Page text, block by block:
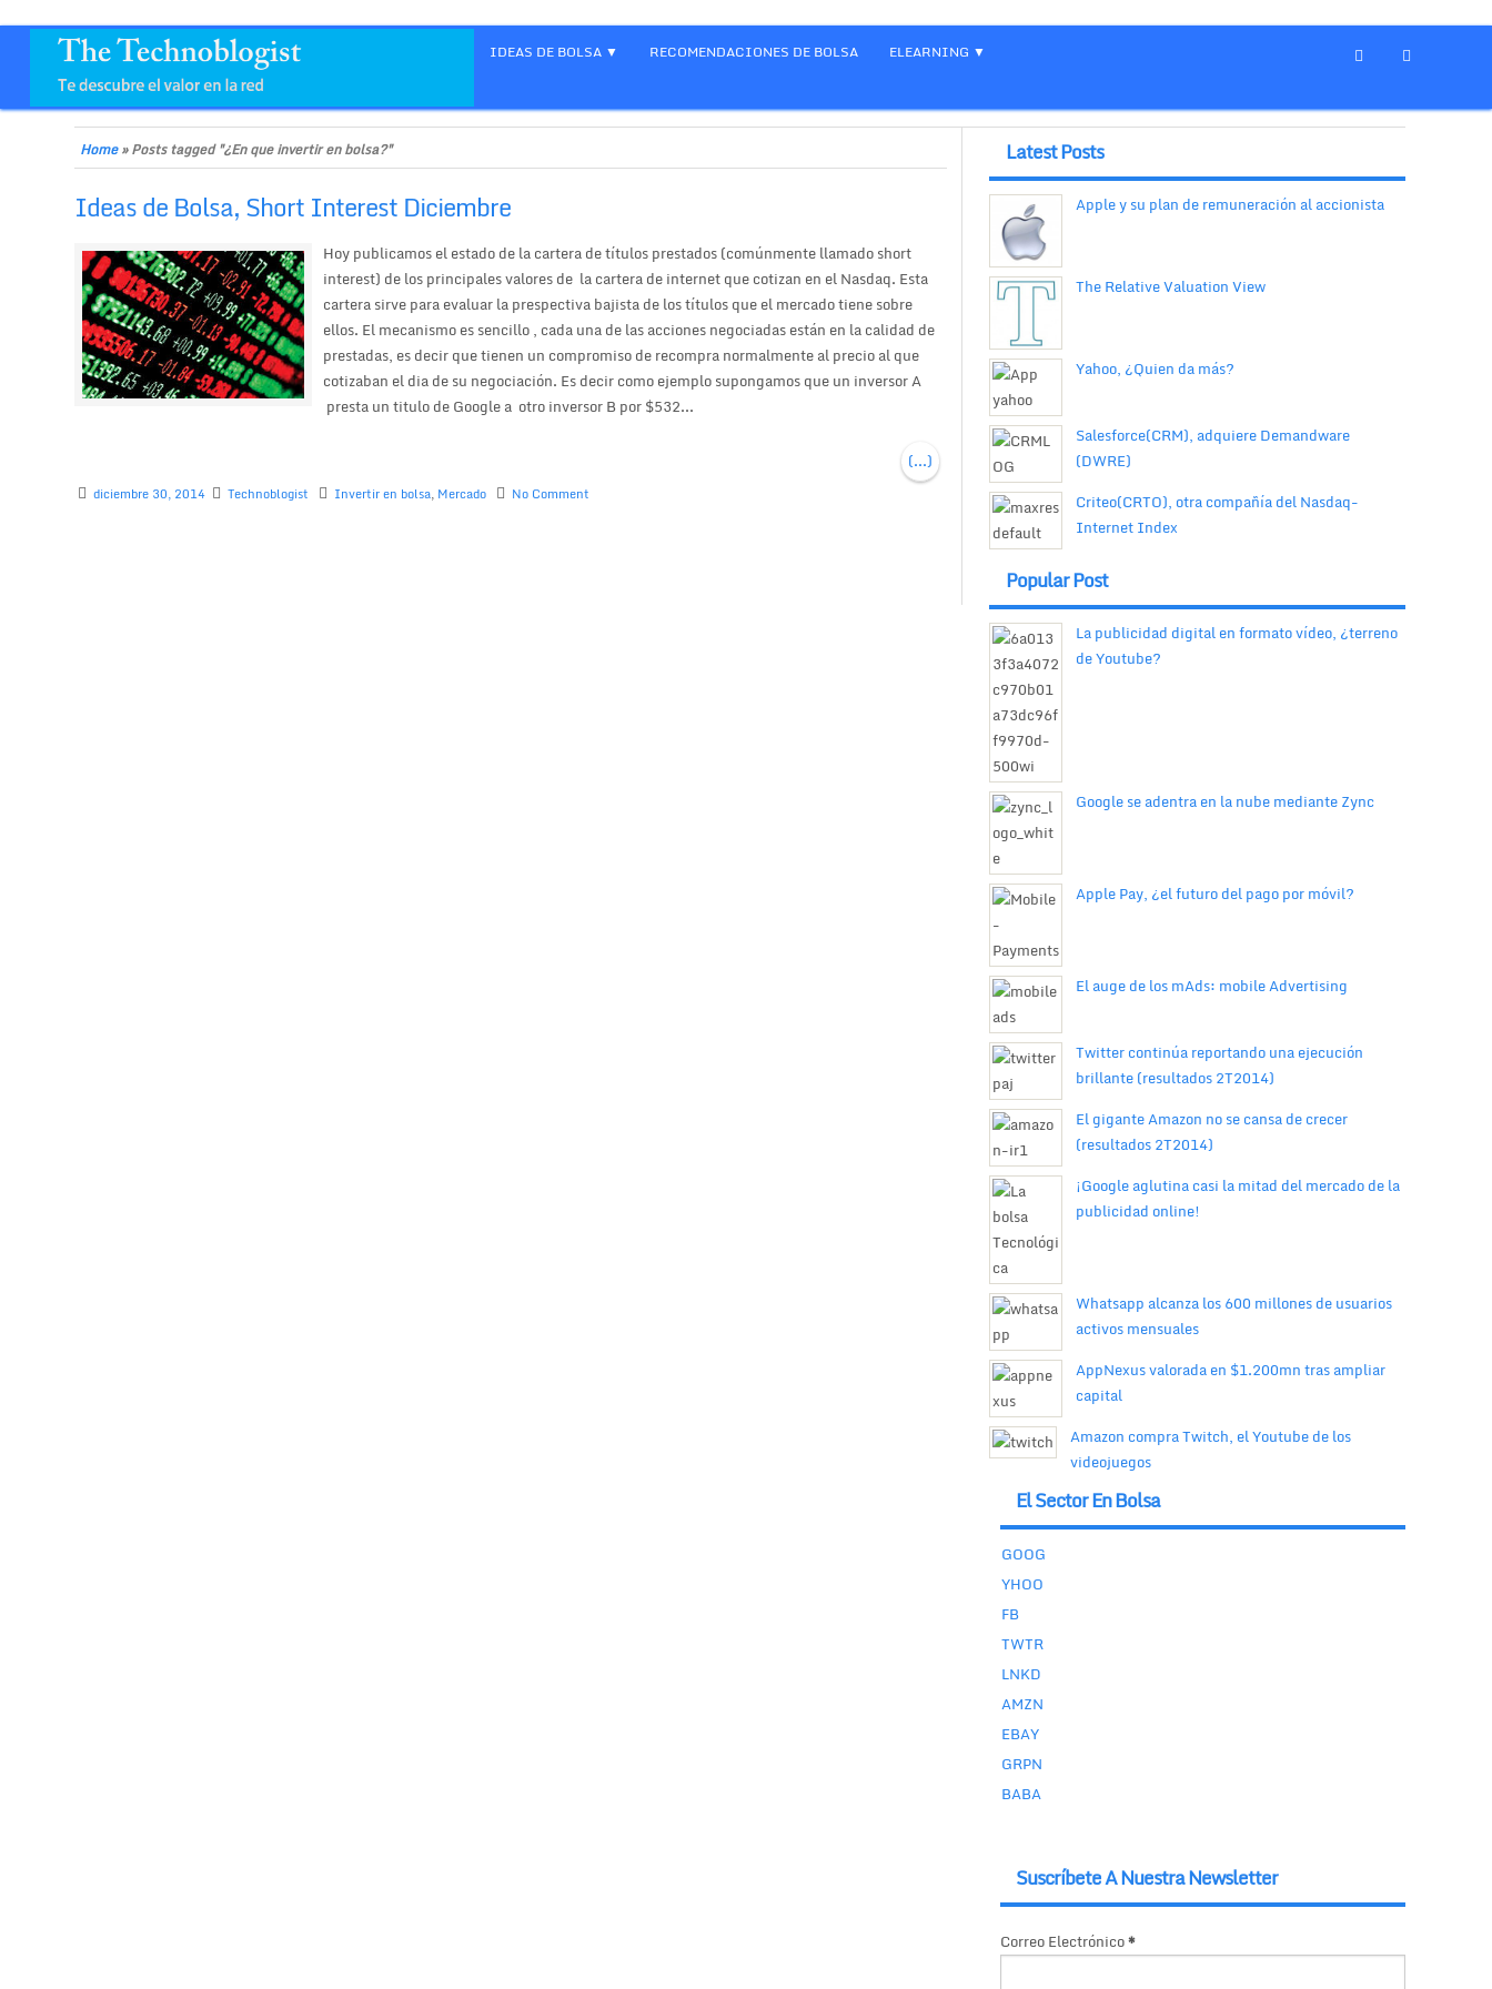
IDEAS DE BOLSA RECOMENDACIONES DE BOLSA ELEARNING
Home»Posts tagged "¿En que invertir en bolsa?"
Ideas de Bolsa, Short Interest Diciembre
Hoy publicamos el estado de la cartera de títulos prestados (comúnmente llamado short
interest) de los principales valores de la cartera de internet que cotizan en el Nasdaq. Esta
cartera sirve para evaluar la prespectiva bajista de los títulos que el mercado tiene sobre
ellos. El mecanismo es sencillo , cada una de las acciones negociadas están en la calidad de
prestadas, es decir que tienen un compromiso de recompra normalmente al precio al que
cotizaban el dia de su negociación. Es decir como ejemplo supongamos que un inversor A
presta un titulo de Google a otro inversor B por $532...
(...)
diciembre 30, 2014 Technoblogist Invertir en bolsa, Mercado No Comment
Latest Posts
Apple y su plan de remuneración al accionista
The Relative Valuation View
Yahoo, ¿Quien da más?
Salesforce(CRM), adquiere Demandware
(DWRE)
Criteo(CRTO), otra compañía del Nasdaq-
Internet Index
Popular Post
La publicidad digital en formato vídeo, ¿terreno
de Youtube?
Google se adentra en la nube mediante Zync
Apple Pay, ¿el futuro del pago por móvil?
El auge de los mAds: mobile Advertising
Twitter continúa reportando una ejecución
brillante (resultados 2T2014)
El gigante Amazon no se cansa de crecer
(resultados 2T2014)
¡Google aglutina casi la mitad del mercado de la
publicidad online!
Whatsapp alcanza los 600 millones de usuarios
activos mensuales
AppNexus valorada en $1.200mn tras ampliar
capital
Amazon compra Twitch, el Youtube de los
videojuegos
El Sector En Bolsa
GOOG
YHOO
FB
TWTR
LNKD
AMZN
EBAY
GRPN
BABA
Suscríbete A Nuestra Newsletter
Correo Electrónico*